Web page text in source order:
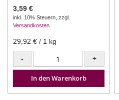
3,59 €
inkl. 10% Steuern zzgl.
Versandkosten
29,92 € / 1 kg
- +
In den Warenkorb